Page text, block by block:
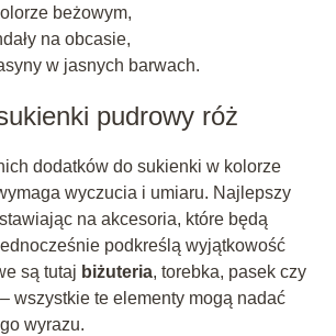
beżowym,
na obcasie,
w jasnych barwach.
pudrowy róż
dodatków do sukienki w kolorze
wyczucia i umiaru. Najlepszy
na akcesoria, które będą
podkreślą wyjątkowość
są tutaj biżuteria, torebka, pasek czy
wszystkie te elementy mogą nadać
wyrazu.